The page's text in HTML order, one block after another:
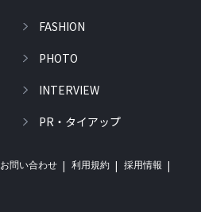
FASHION
PHOTO
INTERVIEW
PR・タイアップ
お問い合わせ 利用規約 採用情報